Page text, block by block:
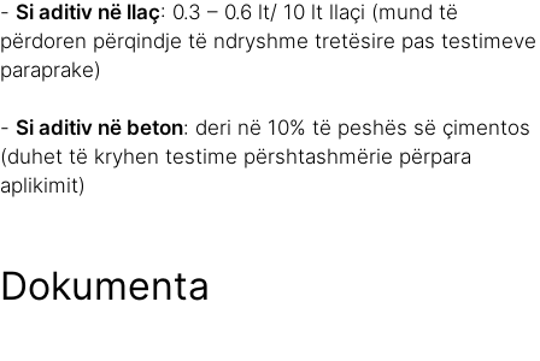
- Si aditiv në llaç: 0.3 – 0.6 lt/ 10 lt llaçi (mund të
përdoren përqindje të ndryshme tretësire pas testimeve
paraprake)
- Si aditiv në beton: deri në 10% të peshës së çimentos
(duhet të kryhen testime përshtashmërie përpara
aplikimit)
Dokumenta